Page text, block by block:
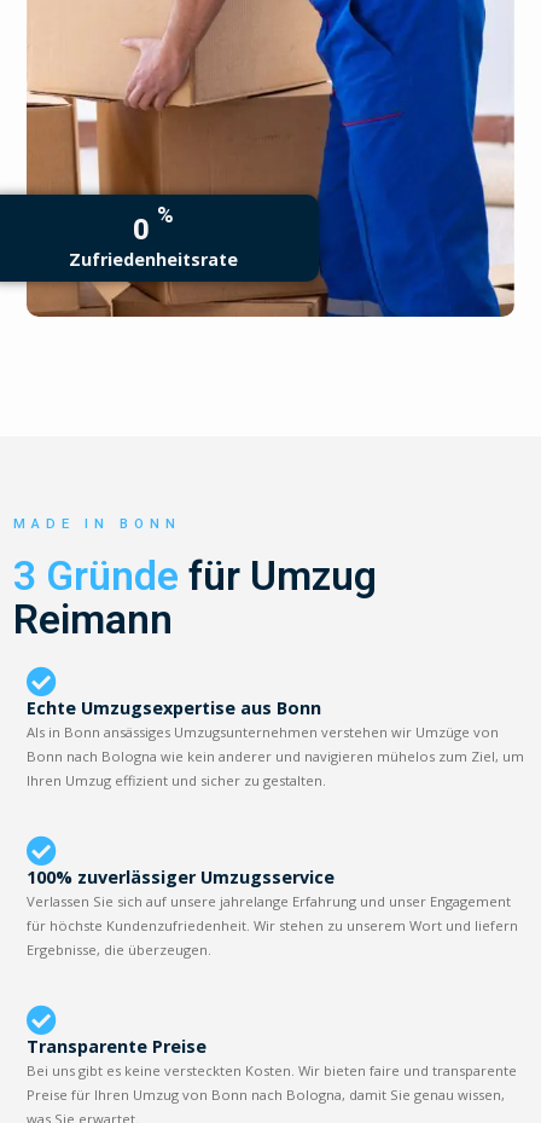
0 %
Zufriedenheitsrate
MADE IN BONN
3 Gründe für Umzug
Reimann
Echte Umzugsexpertise aus Bonn
Als in Bonn ansässiges Umzugsunternehmen verstehen wir Umzüge von
Bonn nach Bologna wie kein anderer und navigieren mühelos zum Ziel, um
Ihren Umzug effizient und sicher zu gestalten.
100% zuverlässiger Umzugsservice
Verlassen Sie sich auf unsere jahrelange Erfahrung und unser Engagement
für höchste Kundenzufriedenheit. Wir stehen zu unserem Wort und liefern
Ergebnisse, die überzeugen.
Transparente Preise
Bei uns gibt es keine versteckten Kosten. Wir bieten faire und transparente
Preise für Ihren Umzug von Bonn nach Bologna, damit Sie genau wissen,
was Sie erwartet.